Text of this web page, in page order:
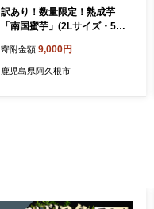
訳あり！数量限定！熟成芋
「南国蜜芋」(2Lサイズ・5k
ザート 焼芋 焼き芋 焼きいも
イモ 紅はるか 大学芋 訳アリ
寄附金額 9,000円
鹿児島県阿久根市